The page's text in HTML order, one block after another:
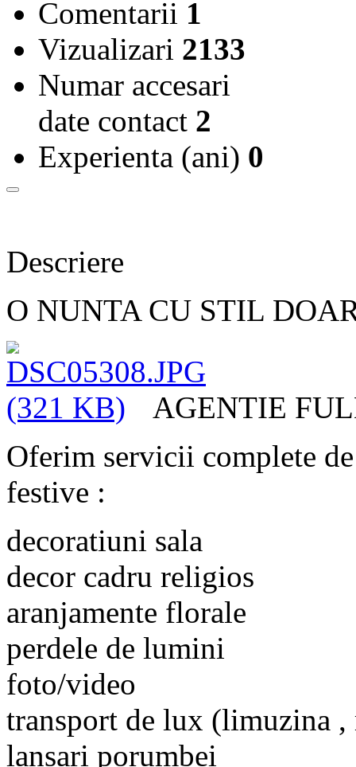
Comentarii 1
Vizualizari 2133
Numar accesari
date contact 2
Experienta (ani) 0
Descriere
O NUNTA CU STIL
AGENTIE
Oferim servicii complete
festive :
decoratiuni sala
decor cadru religios
aranjamente florale
perdele de lumini
foto/video
transport de lux (limuzina ,
lansari porumbei